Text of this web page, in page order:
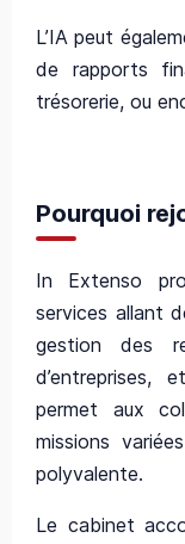
L’IA peut
de rapports
trésorerie, ou
Pourquoi
In Extenso
services allant
gestion des
d’entreprises,
permet aux
missions
polyvalente.
Le cabinet